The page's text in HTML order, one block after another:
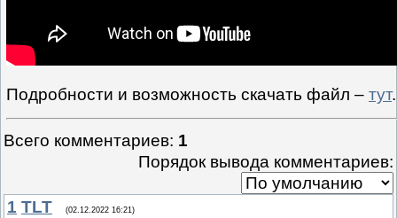
Подробности и возможность скачать файл – тут.
Всего комментариев: 1
Порядок вывода комментариев:
1 TLT (02.12.2022 16:21)